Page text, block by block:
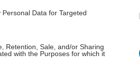
Data for Targeted
Retention, Sale, and/or Sharing
with the Purposes for which it